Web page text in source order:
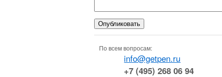
По всем вопросам:
info@getpen.ru
+7 (495) 268 06 94